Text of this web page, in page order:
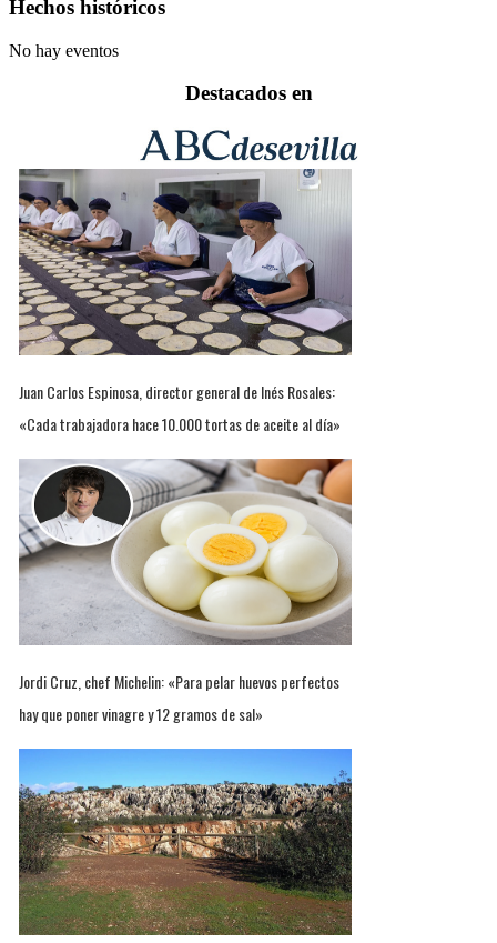
Hechos históricos
No hay eventos
Destacados en
Juan Carlos Espinosa, director general de Inés Rosales:
«Cada trabajadora hace 10.000 tortas de aceite al día»
Jordi Cruz, chef Michelin: «Para pelar huevos perfectos
hay que poner vinagre y 12 gramos de sal»